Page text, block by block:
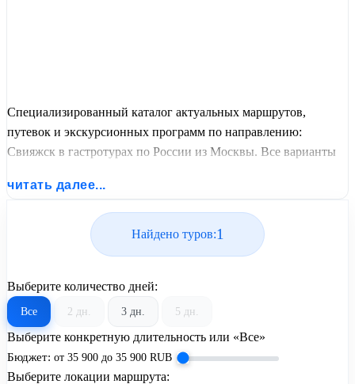
Специализированный каталог актуальных маршрутов,
путевок и экскурсионных программ по направлению:
Свияжск в гастротурах по России из Москвы. Все варианты
автобусным проездом и актуальным графиком заездов от
United Travel Systems.
читать далее...
Найдено туров:1
Выберите количество дней:
Все 2 дн. 3 дн. 5 дн.
Выберите конкретную длительность или «Все»
Бюджет: от 35 900 до 35 900 RUB
Выберите локации маршрута: